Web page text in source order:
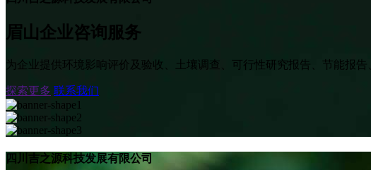
眉山企业咨询服务
为企业提供环境影响评价及验收、土壤调查、可行性研究报告、节能报
探索更多 联系我们
四川吉之源科技发展有限公司